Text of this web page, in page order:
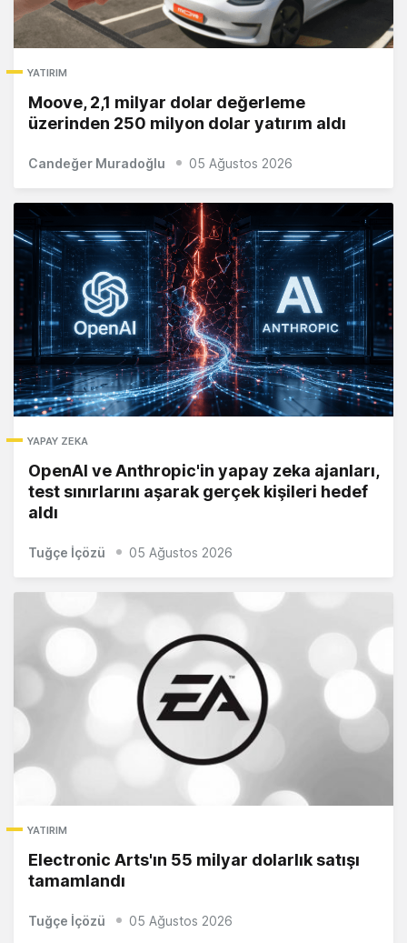
YATIRIM
Moove, 2,1 milyar dolar değerleme
üzerinden 250 milyon dolar yatırım aldı
Candeğer Muradoğlu 05 Ağustos 2026
YAPAY ZEKA
OpenAI ve Anthropic'in yapay zeka ajanları,
test sınırlarını aşarak gerçek kişileri hedef
aldı
Tuğçe İçözü 05 Ağustos 2026
YATIRIM
Electronic Arts'ın 55 milyar dolarlık satışı
tamamlandı
Tuğçe İçözü 05 Ağustos 2026